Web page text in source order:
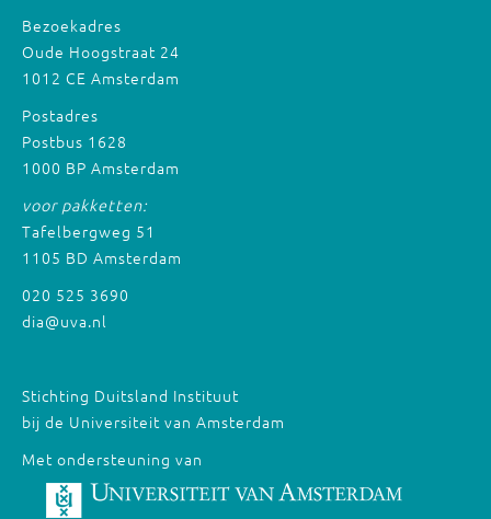
Bezoekadres
Oude Hoogstraat 24
1012 CE Amsterdam
Postadres
Postbus 1628
1000 BP Amsterdam
voor pakketten:
Tafelbergweg 51
1105 BD Amsterdam
020 525 3690
dia@uva.nl
Stichting Duitsland Instituut
bij de Universiteit van Amsterdam
Met ondersteuning van